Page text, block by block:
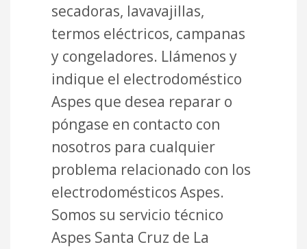
secadoras, lavavajillas,
termos eléctricos, campanas
y congeladores. Llámenos y
indique el electrodoméstico
Aspes que desea reparar o
póngase en contacto con
nosotros para cualquier
problema relacionado con los
electrodomésticos Aspes.
Somos su servicio técnico
Aspes Santa Cruz de La